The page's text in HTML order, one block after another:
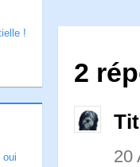
!
oui
2
20